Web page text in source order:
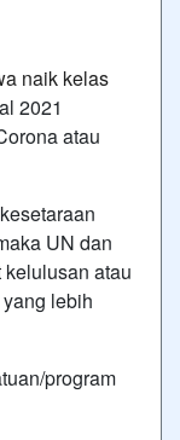
naik kelas
2021
atau
UN dan
atau
lebih
program